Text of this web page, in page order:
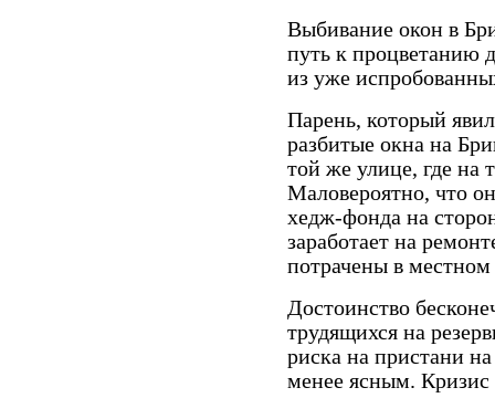
Выбивание окон в
путь к процветанию
из уже
Парень, который
разбитые окна на
той же улице, где на
Маловероятно, что
хедж-фонда на
заработает на
потрачены в местном
Достоинство
трудящихся на
риска на пристани
менее ясным. Кризис